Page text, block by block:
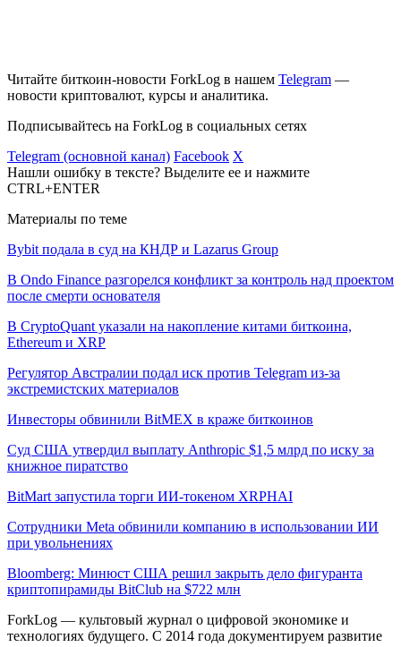
Читайте биткоин-новости ForkLog в нашем Telegram —
новости криптовалют, курсы и аналитика.
Подписывайтесь на ForkLog в социальных сетях
Telegram (основной канал) Facebook X
Нашли ошибку в тексте? Выделите ее и нажмите
CTRL+ENTER
Материалы по теме
Bybit подала в суд на КНДР и Lazarus Group
В Ondo Finance разгорелся конфликт за контроль над проектом
после смерти основателя
В CryptoQuant указали на накопление китами биткоина,
Ethereum и XRP
Регулятор Австралии подал иск против Telegram из-за
экстремистских материалов
Инвесторы обвинили BitMEX в краже биткоинов
Суд США утвердил выплату Anthropic $1,5 млрд по иску за
книжное пиратство
BitMart запустила торги ИИ-токеном XRPHAI
Сотрудники Meta обвинили компанию в использовании ИИ
при увольнениях
Bloomberg: Минюст США решил закрыть дело фигуранта
криптопирамиды BitClub на $722 млн
ForkLog — культовый журнал о цифровой экономике и
технологиях будущего. С 2014 года документируем развитие